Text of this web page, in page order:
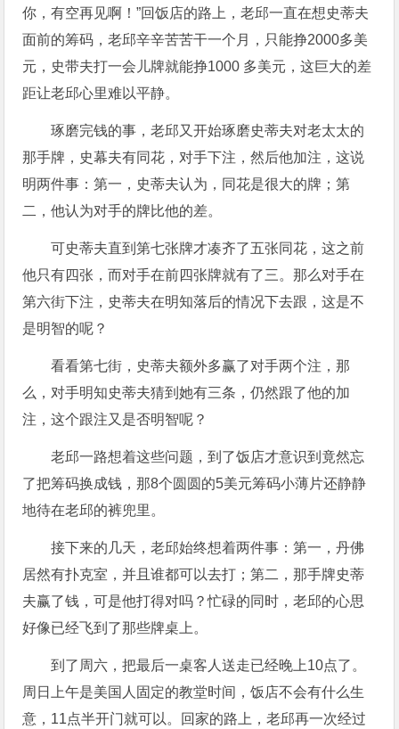
你，有空再见啊！”回饭店的路上，老邱一直在想史蒂夫
面前的筹码，老邱辛辛苦苦干一个月，只能挣2000多美
元，史带夫打一会儿牌就能挣1000 多美元，这巨大的差
距让老邱心里难以平静。
琢磨完钱的事，老邱又开始琢磨史蒂夫对老太太的
那手牌，史幕夫有同花，对手下注，然后他加注，这说
明两件事：第一，史蒂夫认为，同花是很大的牌；第
二，他认为对手的牌比他的差。
可史蒂夫直到第七张牌才凑齐了五张同花，这之前
他只有四张，而对手在前四张牌就有了三。那么对手在
第六街下注，史蒂夫在明知落后的情况下去跟，这是不
是明智的呢？
看看第七街，史蒂夫额外多赢了对手两个注，那
么，对手明知史蒂夫猜到她有三条，仍然跟了他的加
注，这个跟注又是否明智呢？
老邱一路想着这些问题，到了饭店才意识到竟然忘
了把筹码换成钱，那8个圆圆的5美元筹码小薄片还静静
地待在老邱的裤兜里。
接下来的几天，老邱始终想着两件事：第一，丹佛
居然有扑克室，并且谁都可以去打；第二，那手牌史蒂
夫赢了钱，可是他打得对吗？忙碌的同时，老邱的心思
好像已经飞到了那些牌桌上。
到了周六，把最后一桌客人送走已经晚上10点了。
周日上午是美国人固定的教堂时间，饭店不会有什么生
意，11点半开门就可以。回家的路上，老邱再一次经过